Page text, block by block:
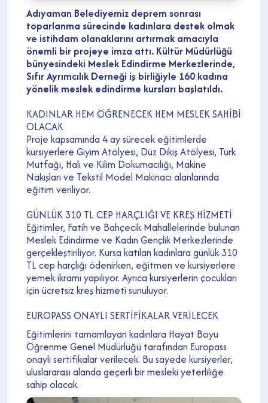
Adıyaman Belediyemiz deprem sonrası
toparlanma sürecinde kadınlara destek olmak
ve istihdam olanaklarını artırmak amacıyla
önemli bir projeye imza attı. Kültür Müdürlüğü
bünyesindeki Meslek Edindirme Merkezlerinde,
Sıfır Ayrımcılık Derneği iş birliğiyle 160 kadına
yönelik meslek edindirme kursları başlatıldı.
KADINLAR HEM ÖĞRENECEK HEM MESLEK SAHİBİ
OLACAK
Proje kapsamında 4 ay sürecek eğitimlerde
kursiyerlere Giyim Atölyesi, Düz Dikiş Atölyesi, Türk
Mutfağı, Halı ve Kilim Dokumacılığı, Makine
Nakışları ve Tekstil Model Makinacı alanlarında
eğitim veriliyor.
GÜNLÜK 310 TL CEP HARÇLIĞI VE KREŞ HİZMETİ
Eğitimler, Fatih ve Bahçecik Mahallelerinde bulunan
Meslek Edindirme ve Kadın Gençlik Merkezlerinde
gerçekleştiriliyor. Kursa katılan kadınlara günlük 310
TL cep harçlığı ödenirken, eğitmen ve kursiyerlere
yemek ikramı yapılıyor. Ayrıca kursiyerlerin çocukları
için ücretsiz kreş hizmeti sunuluyor.
EUROPASS ONAYLI SERTİFİKALAR VERİLECEK
Eğitimlerini tamamlayan kadınlara Hayat Boyu
Öğrenme Genel Müdürlüğü tarafından Europass
onaylı sertifikalar verilecek. Bu sayede kursiyerler,
uluslararası alanda geçerli bir mesleki yeterliliğe
sahip olacak.